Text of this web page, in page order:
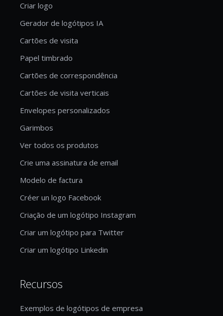
Criar logo
Gerador de logótipos IA
Cartões de visita
Papel timbrado
Cartões de correspondência
Cartões de visita verticais
Envelopes personalizados
Garimbos
Ver todos os produtos
Crie uma assinatura de email
Modelo de factura
Créer un logo Facebook
Criação de um logótipo Instagram
Criar um logótipo para Twitter
Criar um logótipo Linkedin
Recursos
Exemplos de logótipos de empresa